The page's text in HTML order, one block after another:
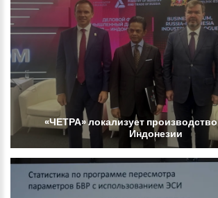
«ЧЕТРА»локализует производство
Индонезии